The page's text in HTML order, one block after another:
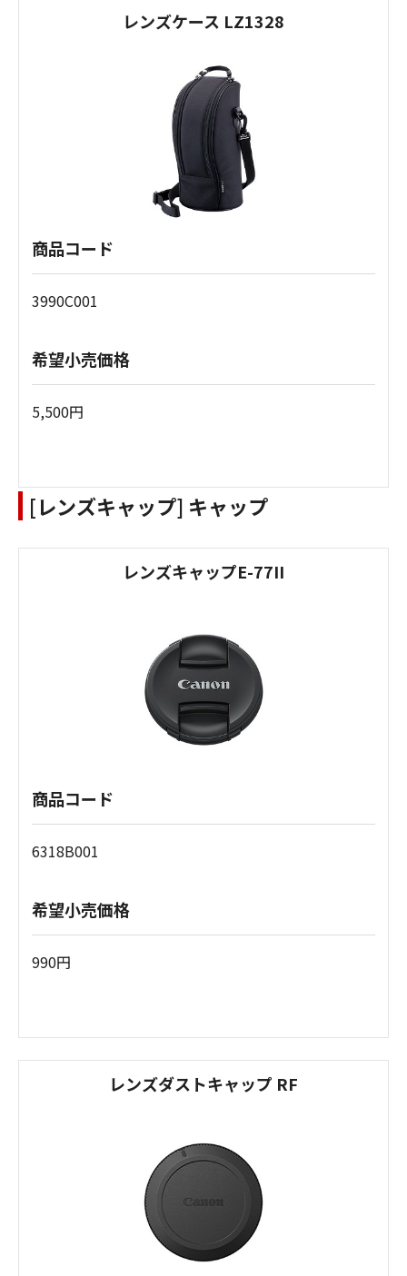
レンズケース LZ1328
商品コード
3990C001
希望小売価格
5,500円
[レンズキャップ] キャップ
レンズキャップE-77II
商品コード
6318B001
希望小売価格
990円
レンズダストキャップ RF